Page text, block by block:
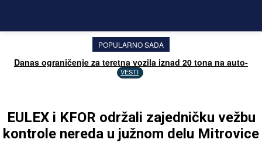
POPULARNO SADA
Danas ograničenje za teretna vozila iznad 20 tona na auto-
putevima na Kosovu
VESTI
EULEX i KFOR održali zajedničku vežbu
kontrole nereda u južnom delu Mitrovice